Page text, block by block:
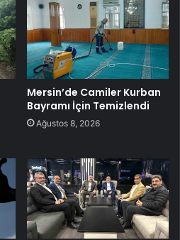
Mersin’de Camiler Kurban
Bayramı İçin Temizlendi
Ağustos 8, 2026